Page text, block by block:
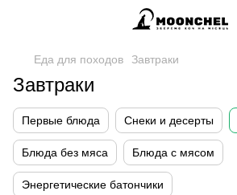
Еда для походов Завтраки
Завтраки
Первые блюда Снеки и десерты
Блюда без мяса Блюда с мясом
Энергетические батончики